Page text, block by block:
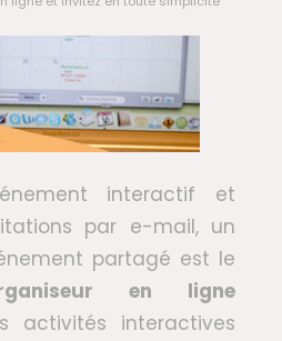
interactif et
par e-mail, un
partagé est le
en ligne
activités interactives